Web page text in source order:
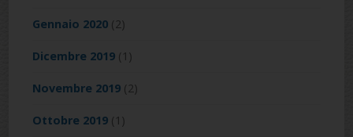
Gennaio 2020 (2)
Dicembre 2019 (1)
Novembre 2019 (2)
Ottobre 2019 (1)